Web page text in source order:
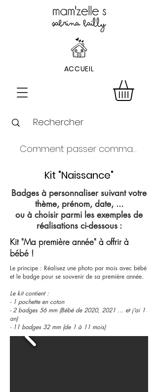
ACCUEIL
Comment passer commande ?
Kit "Naissance"
Badges à personnaliser suivant votre
thème, prénom, date, ...
ou à choisir parmi les exemples de
réalisations ci-dessous :
Kit "Ma première année" à offrir à
bébé !
Le principe : Réalisez une photo par mois avec bébé
et le badge pour se souvenir de sa première année.
Le kit contient :
- 1 pochette en coton
- 2 badges 56 mm (Bébé de 2020, 2021 ... et j'ai 1
an)
- 11 badges 32 mm (de 1 à 11 mois)